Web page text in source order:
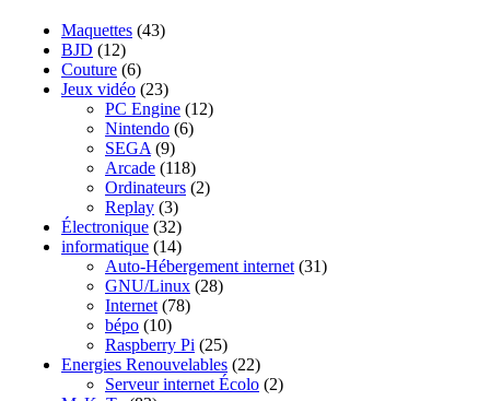
Maquettes (43)
BJD (12)
Couture (6)
Jeux vidéo (23)
PC Engine (12)
Nintendo (6)
SEGA (9)
Arcade (118)
Ordinateurs (2)
Replay (3)
Électronique (32)
informatique (14)
Auto-Hébergement internet (31)
GNU/Linux (28)
Internet (78)
bépo (10)
Raspberry Pi (25)
Energies Renouvelables (22)
Serveur internet Écolo (2)